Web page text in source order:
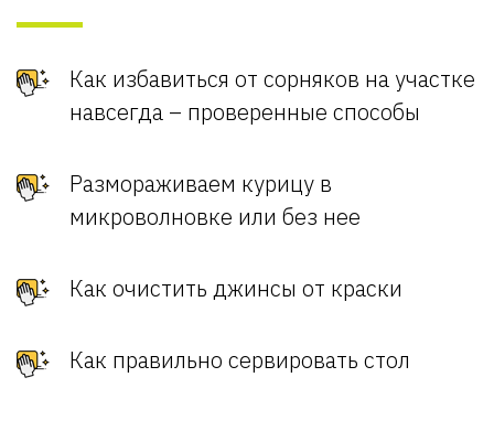
Как избавиться от сорняков на участке
навсегда – проверенные способы
Размораживаем курицу в
микроволновке или без нее
Как очистить джинсы от краски
Как правильно сервировать стол